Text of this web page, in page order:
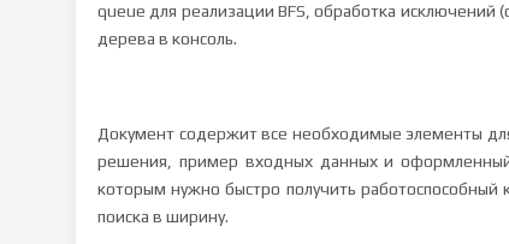
queue для реализации BFS, обработка
дерева в консоль.
Документ содержит все необходимые элементы
решения, пример входных данных и оформленный
которым нужно быстро получить
поиска в ширину.